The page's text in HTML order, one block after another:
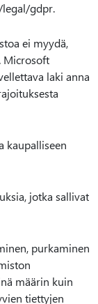
gdpr.
ei myydä,
Microsoft
laki anna
kaupalliseen
jotka sallivat
purkaminen
määrin kuin
tiettyjen